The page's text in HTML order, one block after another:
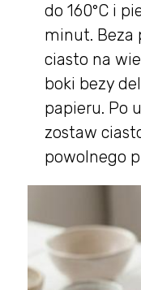
do 160°C i
minut. Beza
ciasto na
boki bezy
papieru. Po
zostaw
powolnego